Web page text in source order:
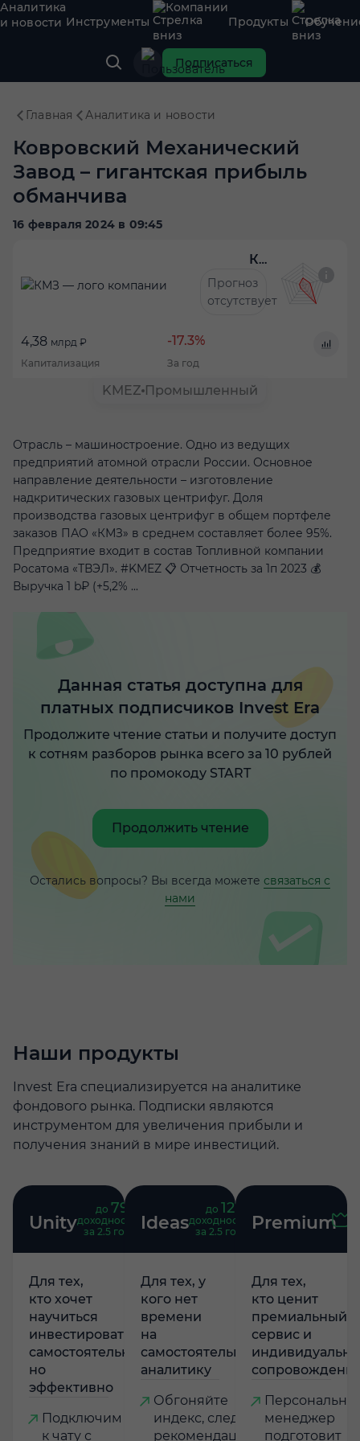
Аналитика
и новости Инструменты
Компании
Продукты
Подписаться
Главная Аналитика и новости
Ковровский Механический
Завод – гигантская прибыль
обманчива
16 февраля 2024 в 09:45
КМЗ
Прогноз
отсутствует
4,38 млрд ₽ -17.3%
Капитализация За год
KMEZ Промышленный
Отрасль – машиностроение. Одно из ведущих
предприятий атомной отрасли России. Основное
направление деятельности – изготовление
надкритических газовых центрифуг. Доля
производства газовых центрифуг в общем портфеле
заказов ПАО «КМЗ» в среднем составляет более 95%.
Предприятие входит в состав Топливной компании
Росатома «ТВЭЛ». #KMEZ 📋 Отчетность за 1п 2023 💰
Выручка 1 b₽ (+5,2% ...
Данная статья доступна для
платных подписчиков Invest Era
Продолжите чтение статьи и получите доступ
к сотням разборов рынка всего за 10 рублей
по промокоду START
Продолжить чтение
Остались вопросы? Вы всегда можете связаться с
нами
Наши продукты
Invest Era специализируется на аналитике
фондового рынка. Подписки являются
инструментом для увеличения прибыли и
получения знаний в мире инвестиций.
Unity
до 79
доходность
за 2.5 года
Для тех,
кто хочет
научиться
инвестировать
самостоятельно,
но
эффективно
Подключим
к чату с
Ideas
до 121
доходность
за 2.5 года
Для тех, у
кого нет
времени
на
самостоятельную
аналитику
Обгоняйте
индекс, следуя
рекомендациям
Premium
Для тех,
кто ценит
премиальный
сервис и
менеджер
подготовит